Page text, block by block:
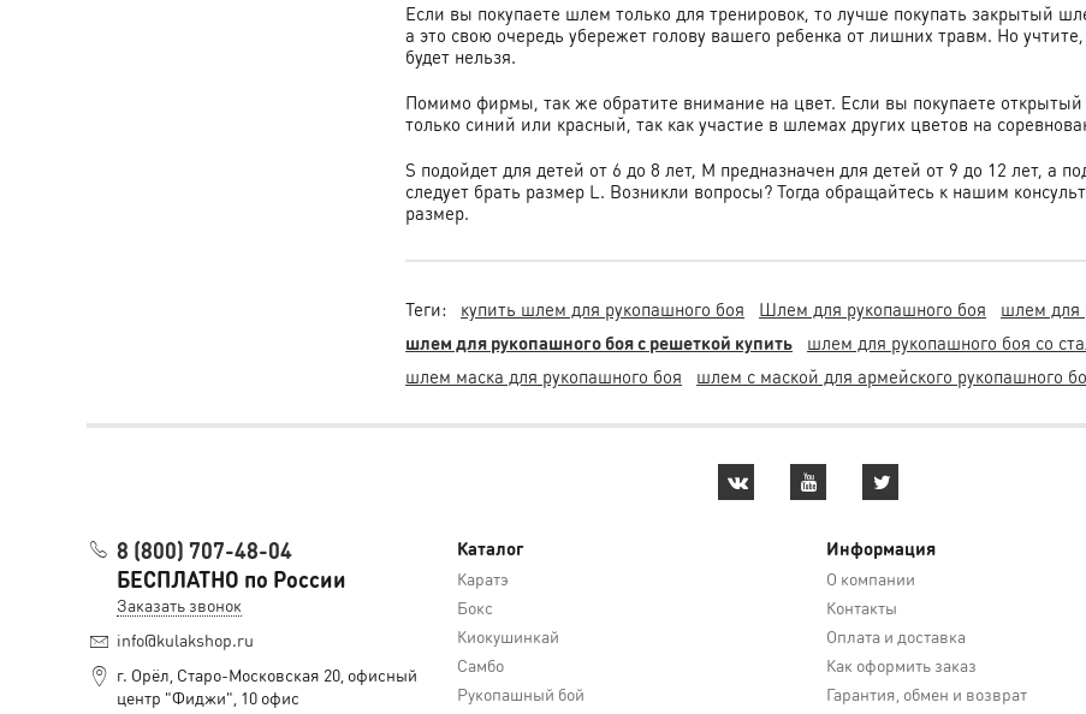
Если вы покупаете шлем только для тренировок, то лучше покупать закрытый
а это свою очередь убережет голову вашего ребенка от лишних травм. Но
будет нельзя.
Помимо фирмы, так же обратите внимание на цвет. Если вы покупаете
только синий или красный, так как участие в шлемах других цветов на
S подойдет для детей от 6 до 8 лет, M предназначен для детей от 9 до 12 лет, а
следует брать размер L. Возникли вопросы? Тогда обращайтесь к нашим
размер.
Теги: купить шлем для рукопашного боя Шлем для рукопашного боя
шлем для
шлем для рукопашного боя с решеткой купить
шлем для рукопашного боя со
шлем маска для рукопашного боя
шлем с маской для армейского рукопашного
Каталог
Каратэ
Бокс
Киокушинкай
Самбо
Рукопашный бой
Информация
О компании
Контакты
Оплата и доставка
Как оформить заказ
Гарантия, обмен и возврат
8 (800) 707-48-04
БЕСПЛАТНО по России
Заказать звонок
info@kulakshop.ru
г. Орёл, Старо-Московская 20, офисный
центр "Фиджи", 10 офис